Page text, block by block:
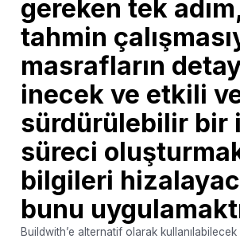
gereken tek
tahmin
masrafların
inecek ve etkili
sürdürülebilir bir
süreci
bilgileri
bunu
Buildwith’e alternatif olarak